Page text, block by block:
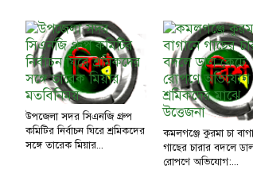
উপজেলা সদর সিএনজি গ্রুপ
কমিটির নির্বাচন ঘিরে শ্রমিকদের
সঙ্গে তারেক মিয়ার...
কমলগঞ্জে কুরমা চা
গাছের চারার বদলে
রোপণে অভিযোগ:...